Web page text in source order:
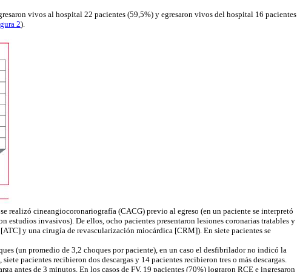
vivos al hospital 22 pacientes (59,5%) y egresaron vivos del hospital 16 pacientes
2).
realizó cineangiocoronariografía (CACG) previo al egreso (en un paciente se interpretó
estudios invasivos). De ellos, ocho pacientes presentaron lesiones coronarias tratables y
y una cirugía de revascularización miocárdica [CRM]). En siete pacientes se
(un promedio de 3,2 choques por paciente), en un caso el desfibrilador no indicó la
pacientes recibieron dos descargas y 14 pacientes recibieron tres o más descargas.
antes de 3 minutos. En los casos de FV, 19 pacientes (70%) lograron RCE e ingresaron